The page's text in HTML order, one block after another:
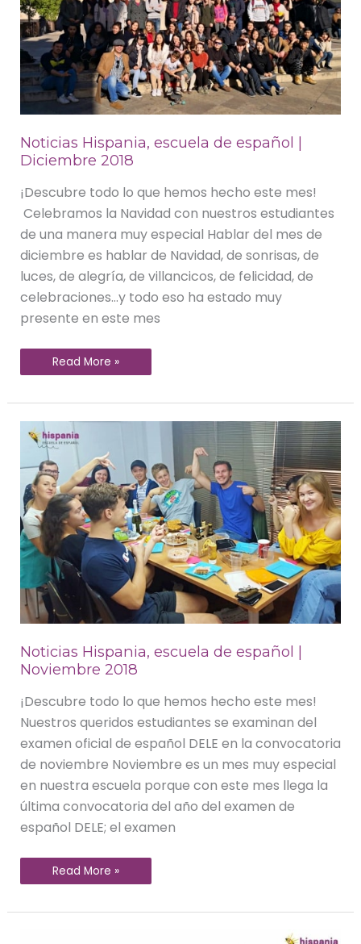
Noticias Hispania, escuela de español |
Diciembre 2018
¡Descubre todo lo que hemos hecho este mes!
Celebramos la Navidad con nuestros estudiantes
de una manera muy especial Hablar del mes de
diciembre es hablar de Navidad, de sonrisas, de
luces, de alegría, de villancicos, de felicidad, de
celebraciones…y todo eso ha estado muy
presente en este mes
Read More »
Noticias Hispania, escuela de español |
Noviembre 2018
¡Descubre todo lo que hemos hecho este mes!
Nuestros queridos estudiantes se examinan del
examen oficial de español DELE en la convocatoria
de noviembre Noviembre es un mes muy especial
en nuestra escuela porque con este mes llega la
última convocatoria del año del examen de
español DELE; el examen
Noticias
Hispania,
escuela
español
|
Noviembre
2018
Read More »